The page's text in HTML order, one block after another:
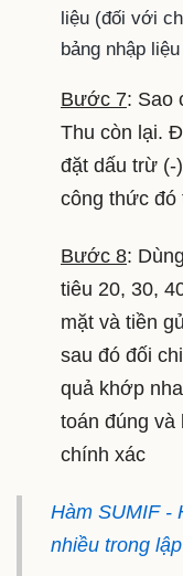
liệu (đối với
bảng nhập
Bước 7: Sao
Thu còn lại.
đặt dấu trừ (-
công thức đó
Bước 8: Dùng
tiêu 20, 30,
mặt và tiền
sau đó đối
quả khớp
toán đúng và
chính xác
Hàm SUMIF -
nhiều trong